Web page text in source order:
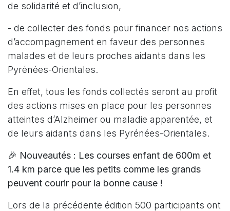
de solidarité et d’inclusion,
- de collecter des fonds pour financer nos actions
d’accompagnement en faveur des personnes
malades et de leurs proches aidants dans les
Pyrénées-Orientales.
En effet, tous les fonds collectés seront au profit
des actions mises en place pour les personnes
atteintes d’Alzheimer ou maladie apparentée, et
de leurs aidants dans les Pyrénées-Orientales.
🎉 Nouveautés : Les courses enfant de 600m et
1.4 km parce que les petits comme les grands
peuvent courir pour la bonne cause !
Lors de la précédente édition 500 participants ont